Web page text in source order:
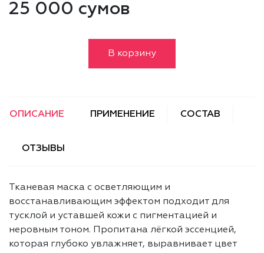
25 000 сумов
В корзину
ОПИСАНИЕ ПРИМЕНЕНИЕ СОСТАВ
ОТЗЫВЫ
Тканевая маска с осветляющим и
восстанавливающим эффектом подходит для
тусклой и уставшей кожи с пигментацией и
неровным тоном. Пропитана лёгкой эссенцией,
которая глубоко увлажняет, выравнивает цвет